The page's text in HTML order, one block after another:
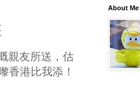
親友所送，估
香港比我添！
About Me